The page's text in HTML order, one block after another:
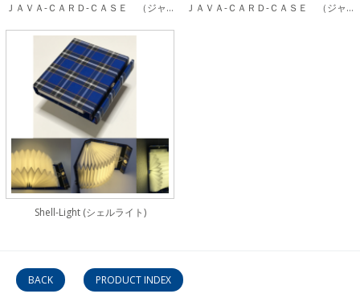
ＪＡＶＡ-ＣＡＲＤ-ＣＡＳＥ （ジャバカードケース）20枚 ＪＡＶＡ-ＣＡＲＤ-ＣＡＳＥ （ジャバカードケース）6枚
Shell-Light (シェルライト)
BACK PRODUCT INDEX